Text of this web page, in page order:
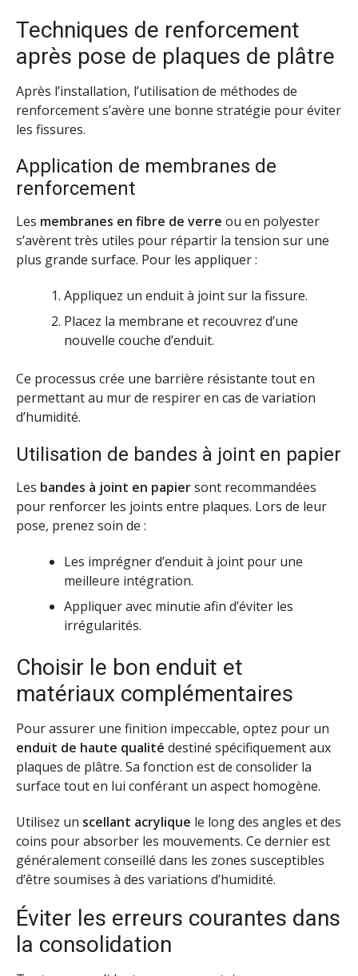
Techniques de renforcement
après pose de plaques de plâtre
Après l’installation, l’utilisation de méthodes de
renforcement s’avère une bonne stratégie pour éviter
les fissures.
Application de membranes de
renforcement
Les membranes en fibre de verre ou en polyester
s’avèrent très utiles pour répartir la tension sur une
plus grande surface. Pour les appliquer :
Appliquez un enduit à joint sur la fissure.
Placez la membrane et recouvrez d’une
nouvelle couche d’enduit.
Ce processus crée une barrière résistante tout en
permettant au mur de respirer en cas de variation
d’humidité.
Utilisation de bandes à joint en papier
Les bandes à joint en papiersont recommandées
pour renforcer les joints entre plaques. Lors de leur
pose, prenez soin de :
Les imprégner d’enduit à joint pour une
meilleure intégration.
Appliquer avec minutie afin d’éviter les
irrégularités.
Choisir le bon enduit et
matériaux complémentaires
Pour assurer une finition impeccable, optez pour un
enduit de haute qualité destiné spécifiquement aux
plaques de plâtre. Sa fonction est de consolider la
surface tout en lui conférant un aspect homogène.
Utilisez un scellant acrylique le long des angles et des
coins pour absorber les mouvements. Ce dernier est
généralement conseillé dans les zones susceptibles
d’être soumises à des variations d’humidité.
Éviter les erreurs courantes dans
la consolidation